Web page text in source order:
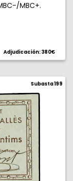
MBC+.
Adjudicación: 380€
Subasta 199